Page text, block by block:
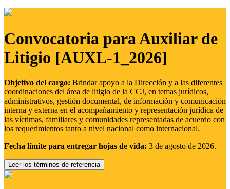
Convocatoria para Auxiliar de
Litigio [AUXL-1_2026]
Objetivo del cargo: Brindar apoyo a la Dirección y a las diferentes
coordinaciones del área de litigio de la CCJ, en temas jurídicos,
administrativos, gestión documental, de información y comunicación
interna y externa en el acompañamiento y representación jurídica de
las víctimas, familiares y comunidades representadas de acuerdo con
los requerimientos tanto a nivel nacional como internacional.
Fecha límite para entregar hojas de vida: 3 de agosto de 2026.
Leer los términos de referencia